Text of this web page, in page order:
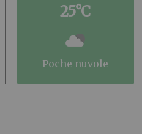
25°C
poche nuvole